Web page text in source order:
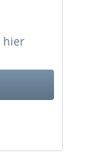
hier